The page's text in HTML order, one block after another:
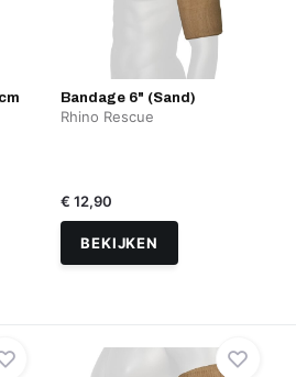
Bandage 6" (Sand)
Rhino Rescue
€ 12,90
BEKIJKEN